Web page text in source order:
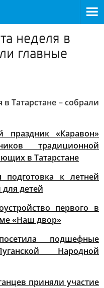
неделя в
главные
Татарстане – собрали
«Каравон»
традиционной
в Татарстане
подготовка к летней
детей
первого в
«Наш двор»
подшефные
Народной
приняли участие